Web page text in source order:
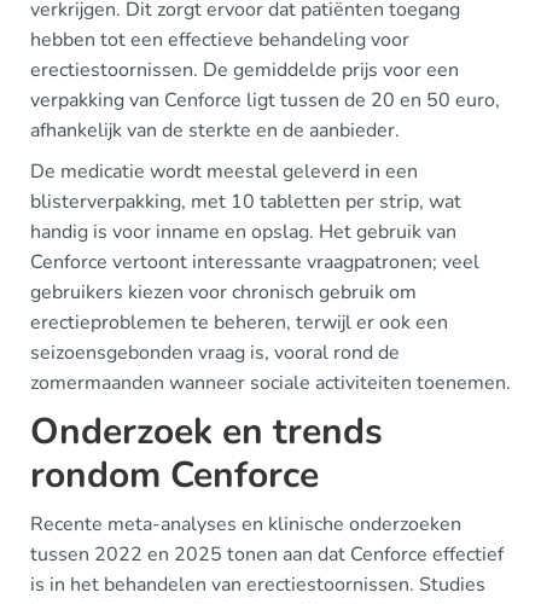
verkrijgen. Dit zorgt ervoor dat patiënten toegang
hebben tot een effectieve behandeling voor
erectiestoornissen. De gemiddelde prijs voor een
verpakking van Cenforce ligt tussen de 20 en 50 euro,
afhankelijk van de sterkte en de aanbieder.
De medicatie wordt meestal geleverd in een
blisterverpakking, met 10 tabletten per strip, wat
handig is voor inname en opslag. Het gebruik van
Cenforce vertoont interessante vraagpatronen; veel
gebruikers kiezen voor chronisch gebruik om
erectieproblemen te beheren, terwijl er ook een
seizoensgebonden vraag is, vooral rond de
zomermaanden wanneer sociale activiteiten toenemen.
Onderzoek en trends
rondom Cenforce
Recente meta-analyses en klinische onderzoeken
tussen 2022 en 2025 tonen aan dat Cenforce effectief
is in het behandelen van erectiestoornissen. Studies